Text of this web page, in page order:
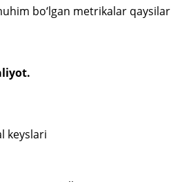
bo‘lgan metrikalar qaysilar
keyslari